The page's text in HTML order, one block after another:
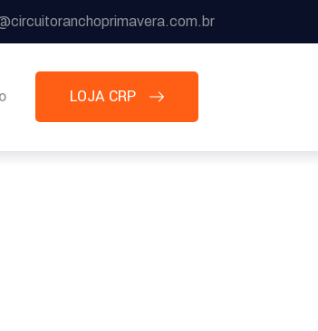
LOJA CRP